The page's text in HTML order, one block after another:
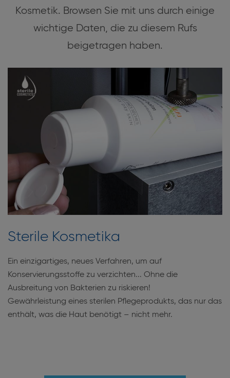
Kosmetik. Browsen Sie mit uns durch einige
wichtige Daten, die zu diesem Rufs
beigetragen haben.
Sterile Kosmetika
Ein einzigartiges, neues Verfahren, um auf
Konservierungsstoffe zu verzichten... Ohne die
Ausbreitung von Bakterien zu riskieren!
Gewährleistung eines sterilen Pflegeprodukts, das nur das
enthält, was die Haut benötigt – nicht mehr.
Lutschtabletten
Pierre Fabre hat ein Werk in Aignan in der französischen
Region Gers erworben, um dort verschreibungspflichtige
Medikamente herstellen zu lassen.
Hier wurden die Drill-Lutschtabletten gegen
Halsschmerzen entwickelt.